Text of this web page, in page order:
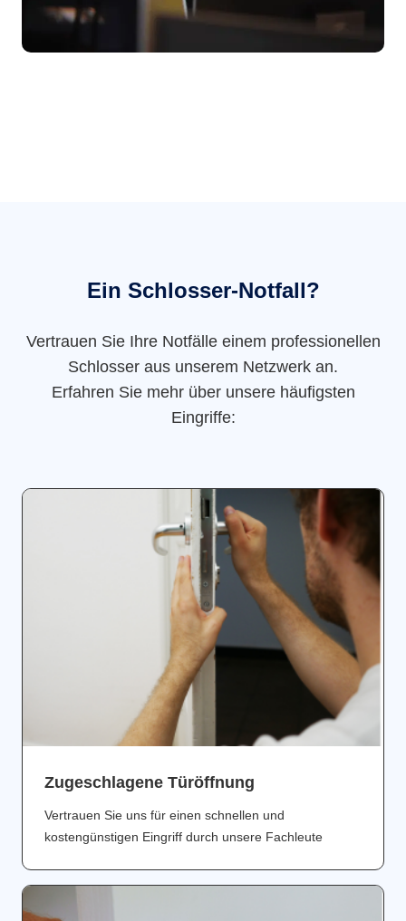
Ein Schlosser-Notfall?
Vertrauen Sie Ihre Notfälle einem professionellen
Schlosser aus unserem Netzwerk an.
Erfahren Sie mehr über unsere häufigsten
Eingriffe:
Zugeschlagene Türöffnung
Vertrauen Sie uns für einen schnellen und
kostengünstigen Eingriff durch unsere Fachleute